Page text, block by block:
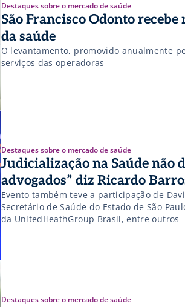
Destaques sobre o mercado de saúde
São Francisco Odonto
da saúde
O levantamento, promovido anualmente
serviços das operadoras
Destaques sobre o mercado de saúde
Judicialização na Saúde não
advogados” diz Ricardo
Evento também teve a participação de
Secretário de Saúde do Estado de São
da UnitedHeathGroup Brasil, entre outros
Destaques sobre o mercado de saúde